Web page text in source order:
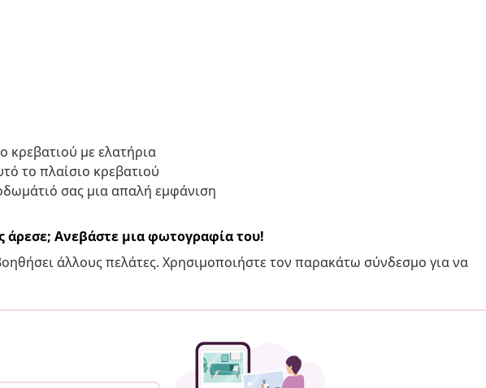
κρεβατιού με ελατήρια
το πλαίσιο κρεβατιού
σας μια απαλή εμφάνιση
άρεσε; Ανεβάστε μια φωτογραφία του!
άλλους πελάτες. Χρησιμοποιήστε τον παρακάτω σύνδεσμο για να